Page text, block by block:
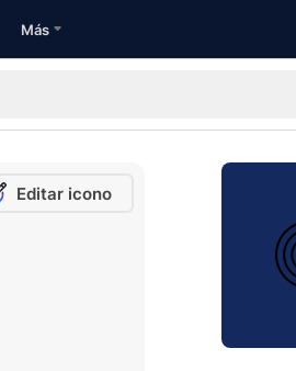
Más
Editar icono